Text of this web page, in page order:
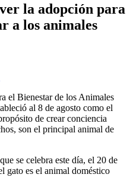
la adopción para
a los animales
el Bienestar de los Animales
al 8 de agosto como el
de crear conciencia
son el principal animal de
se celebra este día, el 20 de
gato es el animal doméstico